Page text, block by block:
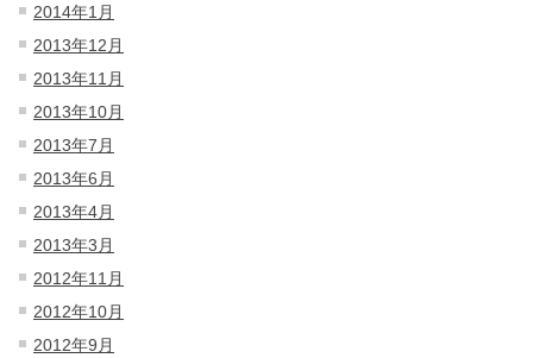
2014年1月
2013年12月
2013年11月
2013年10月
2013年7月
2013年6月
2013年4月
2013年3月
2012年11月
2012年10月
2012年9月